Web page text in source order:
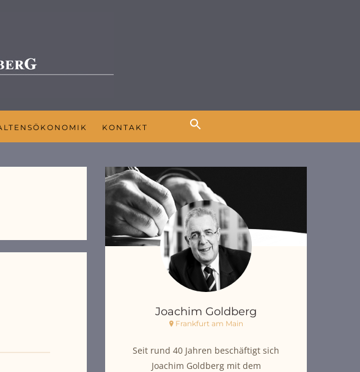
KONTAKT
Joachim Goldberg
Frankfurt am Main
Seit rund 40 Jahren beschäftigt sich
Joachim Goldberg mit dem